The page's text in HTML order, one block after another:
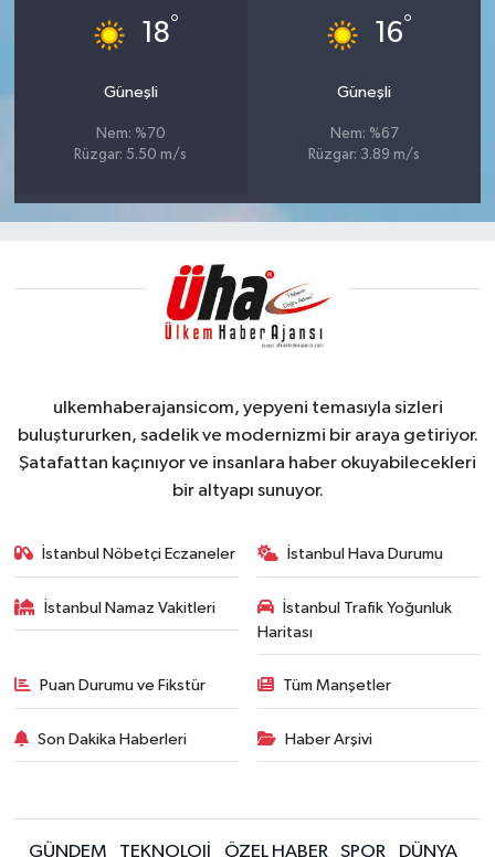
18°
Güneşli
Nem: %70
Rüzgar: 5.50 m/s
16°
Güneşli
Nem: %67
Rüzgar: 3.89 m/s
ulkemhaberajansicom, yepyeni temasıyla sizleri
buluştururken, sadelik ve modernizmi bir araya getiriyor.
Şatafattan kaçınıyor ve insanlara haber okuyabilecekleri
bir altyapı sunuyor.
İstanbul Nöbetçi Eczaneler İstanbul Hava Durumu
İstanbul Namaz Vakitleri
İstanbul Trafik Yoğunluk
Haritası
Puan Durumu ve Fikstür Tüm Manşetler
Son Dakika Haberleri Haber Arşivi
GÜNDEM TEKNOLOJİ ÖZEL HABER SPOR DÜNYA